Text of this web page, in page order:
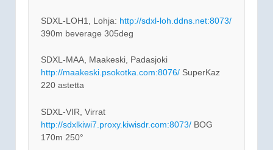
SDXL-LOH1, Lohja: http://sdxl-loh.ddns.net:8073/
390m beverage 305deg
SDXL-MAA, Maakeski, Padasjoki
http://maakeski.psokotka.com:8076/ SuperKaz
220 astetta
SDXL-VIR, Virrat
http://sdxlkiwi7.proxy.kiwisdr.com:8073/ BOG
170m 250°